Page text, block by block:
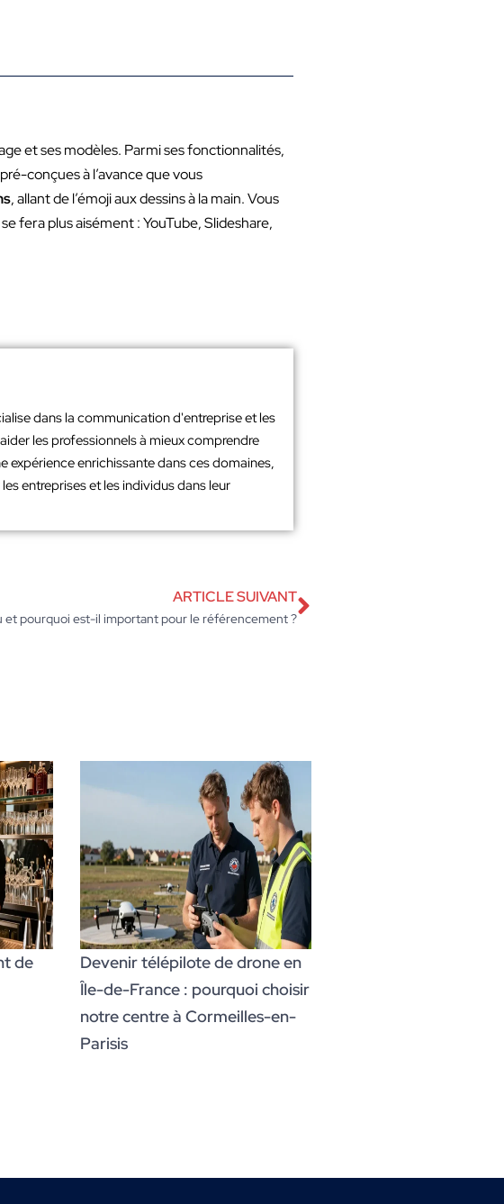
et ses modèles. Parmi ses fonctionnalités,
conçues à l’avance que vous
, allant de l’émoji aux dessins à la main. Vous
se fera plus aisément : YouTube, Slideshare,
dans la communication d'entreprise et les
les professionnels à mieux comprendre
expérience enrichissante dans ces domaines,
entreprises et les individus dans leur
ARTICLE SUIVANT
et pourquoi est-il important pour le référencement ?
de
Devenir télépilote de drone en
Île-de-France : pourquoi choisir
notre centre à Cormeilles-en-
Parisis